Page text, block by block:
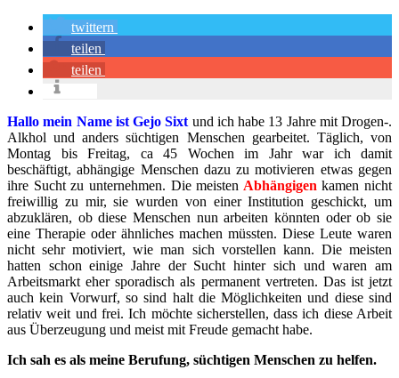
twittern
teilen
teilen
Hallo mein Name ist Gejo Sixt und ich habe 13 Jahre mit Drogen-.
Alkhol und anders süchtigen Menschen gearbeitet. Täglich, von
Montag bis Freitag, ca 45 Wochen im Jahr war ich damit
beschäftigt, abhängige Menschen dazu zu motivieren etwas gegen
ihre Sucht zu unternehmen. Die meisten Abhängigen kamen nicht
freiwillig zu mir, sie wurden von einer Institution geschickt, um
abzuklären, ob diese Menschen nun arbeiten könnten oder ob sie
eine Therapie oder ähnliches machen müssten. Diese Leute waren
nicht sehr motiviert, wie man sich vorstellen kann. Die meisten
hatten schon einige Jahre der Sucht hinter sich und waren am
Arbeitsmarkt eher sporadisch als permanent vertreten. Das ist jetzt
auch kein Vorwurf, so sind halt die Möglichkeiten und diese sind
relativ weit und frei. Ich möchte sicherstellen, dass ich diese Arbeit
aus Überzeugung und meist mit Freude gemacht habe.
Ich sah es als meine Berufung, süchtigen Menschen zu helfen.